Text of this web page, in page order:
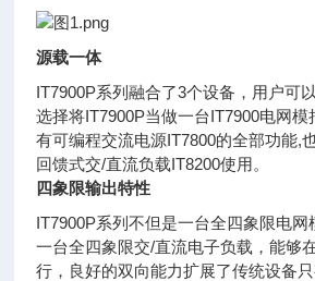
源载一体
IT7900P系列融合了3个设备，用户可
选择将IT7900P当做一台IT7900电网模
有可编程交流电源IT7800的全部功能,
回馈式交/直流负载IT8200使用。
四象限输出特性
IT7900P系列不但是一台全四象限电网
一台全四象限交/直流电子负载，能够
行，良好的双向能力扩展了传统设备